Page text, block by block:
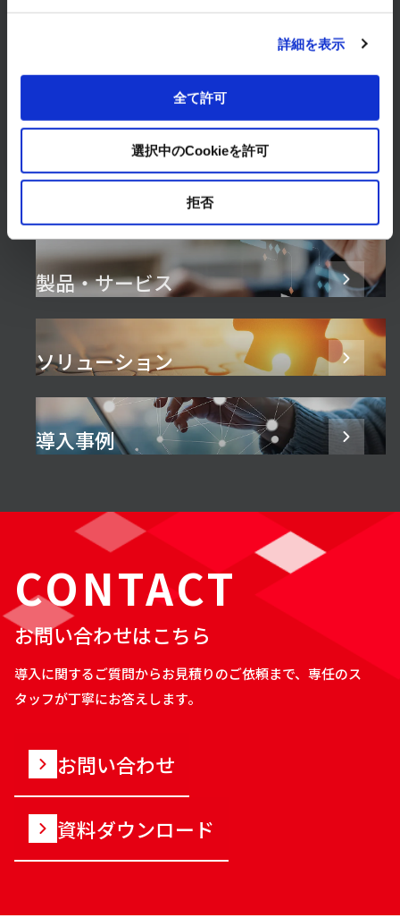
詳細を表示
全て許可
選択中のCookieを許可
拒否
まずは、お気軽にご相談ください。
お問い合わせはこちら
製品・サービス
ソリューション
導入事例
CONTACT
お問い合わせはこちら
導入に関するご質問からお見積りのご依頼まで、専任のス
タッフが丁寧にお答えします。
お問い合わせ
資料ダウンロード